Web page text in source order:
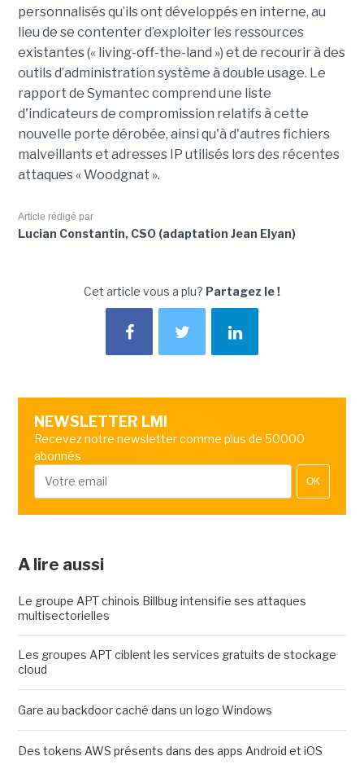
personnalisés qu’ils ont développés en interne, au
lieu de se contenter d’exploiter les ressources
existantes (« living-off-the-land ») et de recourir à des
outils d’administration système à double usage. Le
rapport de Symantec comprend une liste
d'indicateurs de compromission relatifs à cette
nouvelle porte dérobée, ainsi qu'à d'autres fichiers
malveillants et adresses IP utilisés lors des récentes
attaques « Woodgnat ».
Article rédigé par
Lucian Constantin, CSO (adaptation Jean Elyan)
Cet article vous a plu? Partagez le !
NEWSLETTER LMI
Recevez notre newsletter comme plus de 50000
abonnés
OK
A lire aussi
Le groupe APT chinois Billbug intensifie ses attaques
multisectorielles
Les groupes APT ciblent les services gratuits de stockage
cloud
Gare au backdoor caché dans un logo Windows
Des tokens AWS présents dans des apps Android et iOS